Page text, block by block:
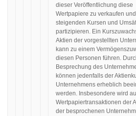
dieser Veröffentlichung diese
Wertpapiere zu verkaufen
steigenden Kursen und
partizipieren. Ein
Aktien der vorgestellten
kann zu einem
diesen Personen führen.
Besprechung des
können jedenfalls der
Unternehmens erheblich
werden. Insbesondere wird
Wertpapiertransaktionen der
der besprochenen